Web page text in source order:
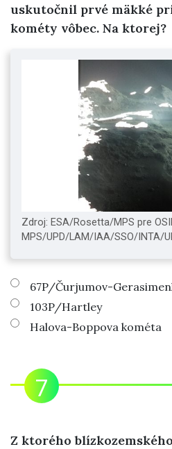
uskutočnil prvé mäkké
kométy vôbec. Na ktorej?
Zdroj: ESA/Rosetta/MPS pre
MPS/UPD/LAM/IAA/SSO/INTA/
67P/Čurjumov-
103P/Hartley
Halova-Boppova kométa
Z ktorého